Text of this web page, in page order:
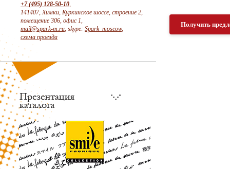
+7 (495) 128-50-10,
141407, Химки, Куркинское шоссе, строение 2,
помещение 306, офис 1,
mail@spark-m.ru, skype: Spark_moscow,
схема проезда
Получить